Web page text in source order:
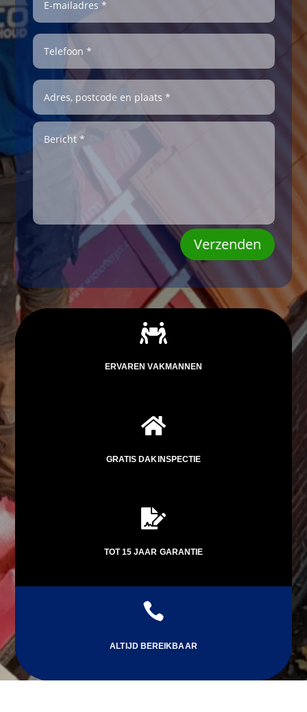
Verzenden

ERVAREN VAKMANNEN

GRATIS DAKINSPECTIE

TOT 15 JAAR GARANTIE

ALTIJD BEREIKBAAR